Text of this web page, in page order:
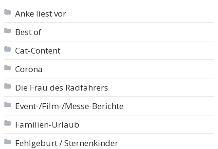
Anke liest vor
Best of
Cat-Content
Corona
Die Frau des Radfahrers
Event-/Film-/Messe-Berichte
Familien-Urlaub
Fehlgeburt / Sternenkinder